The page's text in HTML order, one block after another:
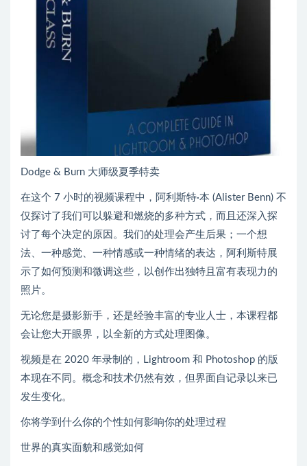
Dodge & Burn 大师级夏季特卖
在这个 7 小时的视频课程中，阿利斯特·本 (Alister Benn) 不
仅探讨了我们可以躲避和燃烧的多种方式，而且还深入探
讨了每个决定的原因。我们的处理会产生后果；一个想
法、一种感觉、一种情感或一种情绪的表达，阿利斯特展
示了如何预测和微调这些，以创作出独特且富有表现力的
照片。
无论您是摄影新手，还是经验丰富的专业人士，本课程都
会让您大开眼界，以全新的方式处理图像。
视频是在 2020 年录制的，Lightroom 和 Photoshop 的版
本现在不同。概念和技术仍然有效，但界面自记录以来已
发生变化。
你将学到什么你的个性如何影响你的处理过程
世界的真实面貌和感觉如何